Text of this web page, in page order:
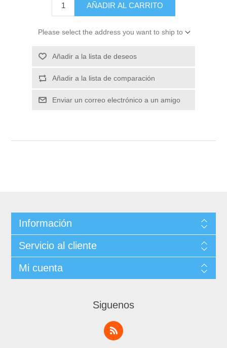
Please select the address you want to ship to
Información
Servicio al cliente
Mi cuenta
Siguenos